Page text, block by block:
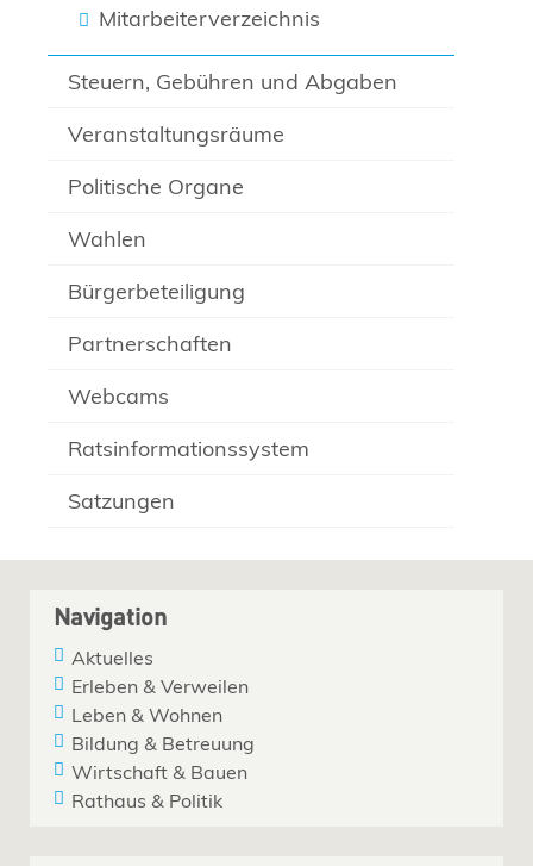
Mitarbeiterverzeichnis
Steuern, Gebühren und Abgaben
Veranstaltungsräume
Politische Organe
Wahlen
Bürgerbeteiligung
Partnerschaften
Webcams
Ratsinformationssystem
Satzungen
Navigation
Aktuelles
Erleben & Verweilen
Leben & Wohnen
Bildung & Betreuung
Wirtschaft & Bauen
Rathaus & Politik